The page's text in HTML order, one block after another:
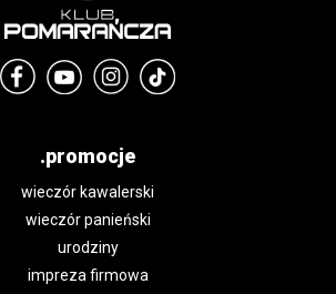
.promocje
wieczór kawalerski
wieczór panieński
urodziny
impreza firmowa